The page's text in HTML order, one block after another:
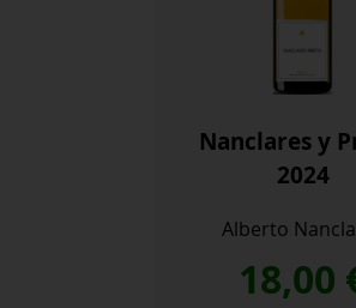
Nanclares y
2024
Alberto
18,00